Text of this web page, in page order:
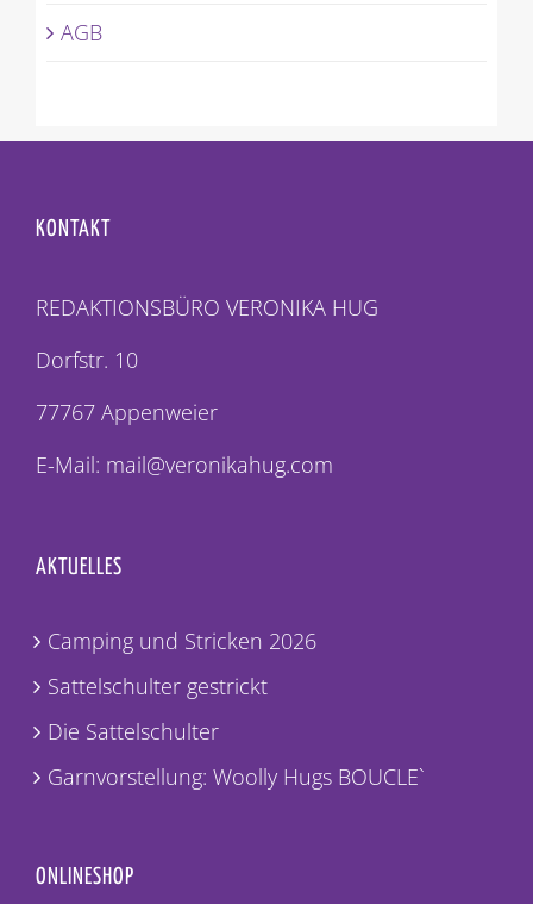
AGB
KONTAKT
REDAKTIONSBÜRO VERONIKA HUG
Dorfstr. 10
77767 Appenweier
E-Mail: mail@veronikahug.com
AKTUELLES
Camping und Stricken 2026
Sattelschulter gestrickt
Die Sattelschulter
Garnvorstellung: Woolly Hugs BOUCLE`
ONLINESHOP